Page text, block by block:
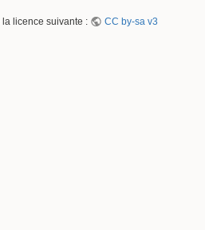
licence suivante : CC by-sa v3